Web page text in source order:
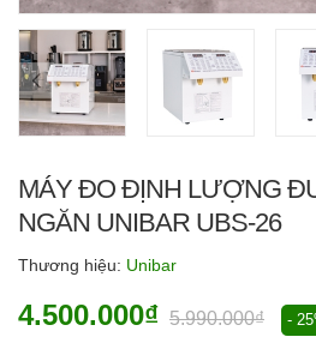
MÁY ĐO ĐỊNH LƯỢNG
NGĂN UNIBAR UBS-26
Thương hiệu: Unibar
4.500.000₫ 5.990.000₫ -